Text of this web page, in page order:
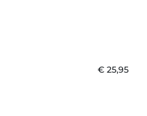
€ 25,95